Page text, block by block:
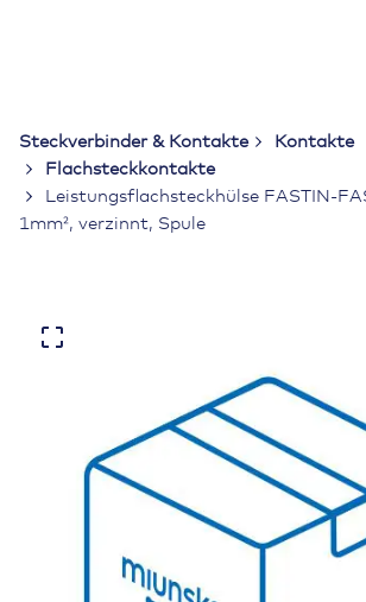
Steckverbinder & Kontakte
Kontakte
Flachsteckkontakte
Leistungsflachsteckhülse FASTIN-
1mm², verzinnt, Spule